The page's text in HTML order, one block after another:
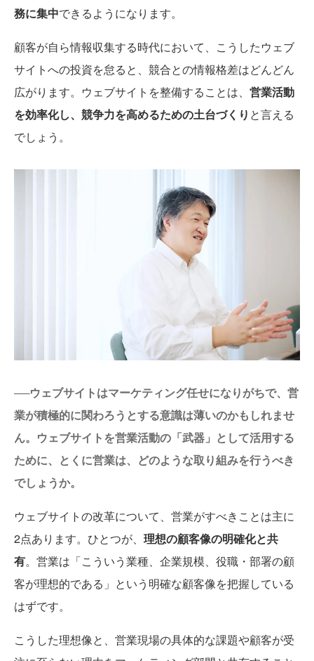
務に集中できるようになります。
顧客が自ら情報収集する時代において、こうしたウェブ
サイトへの投資を怠ると、競合との情報格差はどんどん
広がります。ウェブサイトを整備することは、 営業活動
を効率化し、競争力を高めるための土台づくり と言える
でしょう。
──ウェブサイトはマーケティング任せになりがちで、営
業が積極的に関わろうとする意識は薄いのかもしれませ
ん。ウェブサイトを営業活動の「武器」として活用する
ために、とくに営業は、どのような取り組みを行うべき
でしょうか。
ウェブサイトの改革について、営業がすべきことは主に
2点あります。ひとつが、 理想の顧客像の明確化と共
有。営業は「こういう業種、企業規模、役職・部署の顧
客が理想的である」という明確な顧客像を把握している
はずです。
こうした理想像と、営業現場の具体的な課題や顧客が受